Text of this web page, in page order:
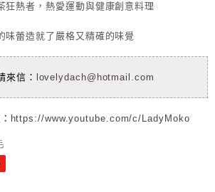
狂熱者，熱愛運動與健康創意料理
味蕾造就了嚴格又精確的味覺
來信： lovelydach@hotmail.com
https://www.youtube.com/c/LadyMoko